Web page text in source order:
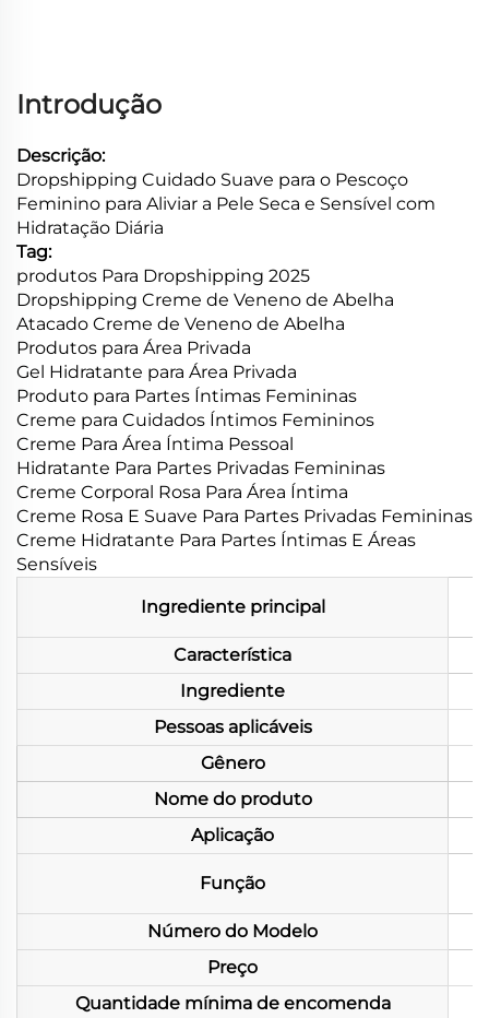
Introdução
Descrição:
Dropshipping Cuidado Suave para o Pescoço
Feminino para Aliviar a Pele Seca e Sensível com
Hidratação Diária
Tag:
produtos Para Dropshipping 2025
Dropshipping Creme de Veneno de Abelha
Atacado Creme de Veneno de Abelha
Produtos para Área Privada
Gel Hidratante para Área Privada
Produto para Partes Íntimas Femininas
Creme para Cuidados Íntimos Femininos
Creme Para Área Íntima Pessoal
Hidratante Para Partes Privadas Femininas
Creme Corporal Rosa Para Área Íntima
Creme Rosa E Suave Para Partes Privadas Femininas
Creme Hidratante Para Partes Íntimas E Áreas
Sensíveis
Ingrediente principal
Característica
Ingrediente
Pessoas aplicáveis
Gênero
Nome do produto
Aplicação
Função
Número do Modelo
Preço
Quantidade mínima de encomenda